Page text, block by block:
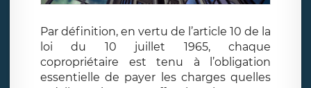
Par définition, en vertu de l’article 10 de la
loi du 10 juillet 1965, chaque
copropriétaire est tenu à l’obligation
essentielle de payer les charges quelles